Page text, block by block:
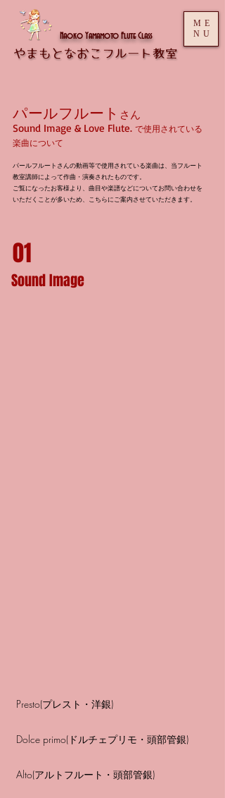
Naoko Yamamoto Flute Class
ME
NU
パールフルート さん
Sound Image & Love Flute. で使用されている
楽曲について
​パールフルートさんの動画等で使用されている楽曲は、 当フルート
教室講師によって作曲・演奏されたものです。
ご覧になったお客様より、曲目や楽譜などについてお問い合わせを
いただくことが多いため、こちらにご案内させていただきます。
01
Sound Image
Presto(プレスト・洋銀)
Dolce primo(ドルチェプリモ・頭部管銀)
Alto(アルトフルート・頭部管銀)